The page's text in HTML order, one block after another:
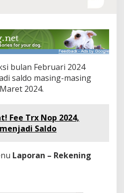
bulan Februari 2024
saldo masing-masing
2024.
Fee Trx Nop 2024,
Saldo
Laporan – Rekening